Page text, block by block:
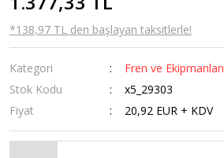
*138,97 TL den başlayan taksitlerle!
Kategori
Fren ve Ekipmanları
Stok Kodu
x5_29303
Fiyat
20,92 EUR + KDV